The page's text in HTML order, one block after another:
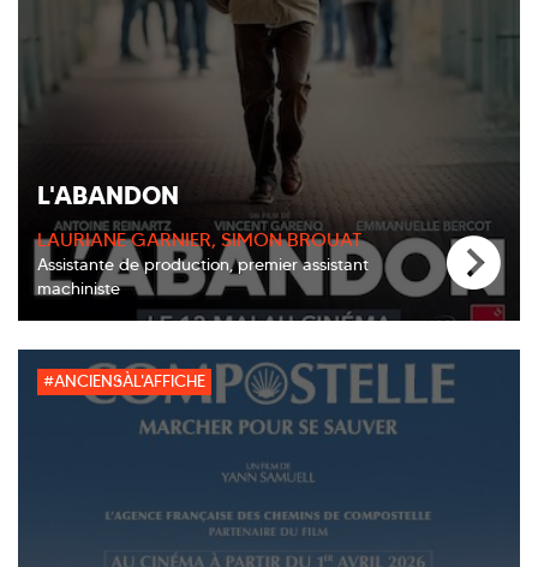
L'ABANDON
LAURIANE GARNIER, SIMON BROUAT
Assistante de production, premier assistant
machiniste
#ANCIENSÀL'AFFICHE